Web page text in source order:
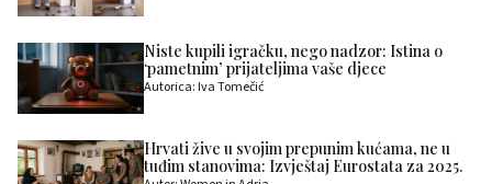
Niste kupili igračku, nego nadzor: Istina o
‘pametnim’ prijateljima vaše djece
Autorica: Iva Tomečić
Hrvati žive u svojim prepunim kućama, ne u
tuđim stanovima: Izvještaj Eurostata za 2025.